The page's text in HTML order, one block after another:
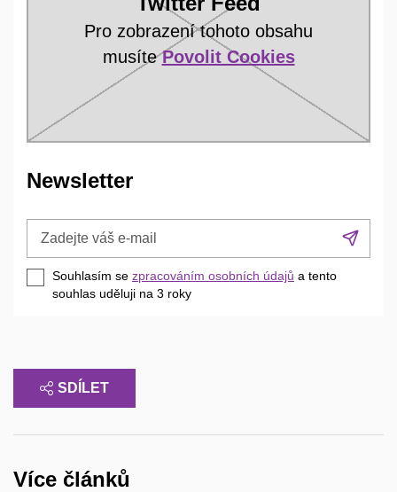
Pro zobrazení tohoto obsahu
musítePovolit Cookies
Newsletter
e-
mail
Souhlasím se zpracováním osobních údajů a tento
souhlas uděluji na 3 roky
SDÍLET
Více článků